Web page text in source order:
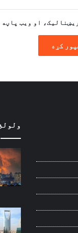
او ویب